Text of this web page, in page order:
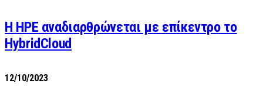
H HPE αναδιαρθρώνεται με επίκεντρο το
HybridCloud
12/10/2023